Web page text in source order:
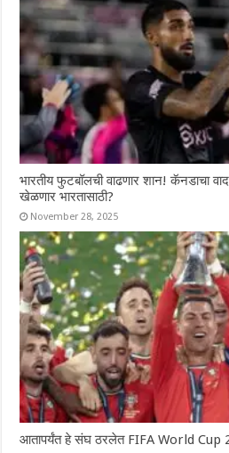
भारतीय फुटबॉलची वाढणार शान! कॅनडाचा
खेळणार भारतासाठी?
November 28, 2025
आतापर्यंत हे संघ ठरलेत FIFA World Cup